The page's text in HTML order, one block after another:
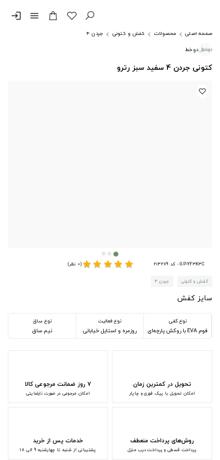
menu
login
صفحه اصلی محصولات کفش و کتونی
جردن ۴
دوخط
کتونی جردن 4 سفید سبز رترو
GP-YF3K3C - کد 213279 star
star
star
star
star(0 نظر)
کفش و کتونی جردن ۴
سایز کفش
نوع کفی
فوم EVA با روکش پارچه‌ای
نوع فعالیت
روزمره و استایل خیابانی
نوع ساق
نیم ساق
تحویل در کمترین زمان
امکان تحویل با پیک فوری و چاپار
۷ روز ضمانت مرجوعی کالا
امکان مرجوعی در صورت نارضایتی
روش‌های پرداخت منعطف
پرداخت قسطی و پرداخت درب منزل
خدمات پس از خرید
پشتیبانی از شنبه تا چهارشنبه 9 الی 18